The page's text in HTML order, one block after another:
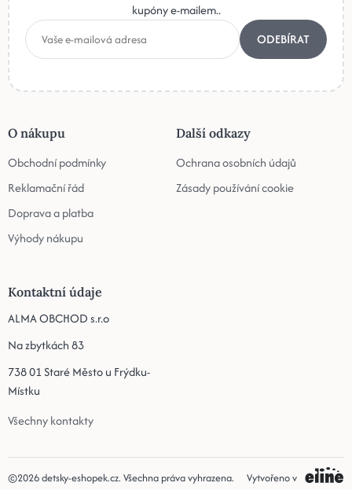
kupóny e-mailem..
ODEBÍRAT
O nákupu
Obchodní podmínky
Reklamační řád
Doprava a platba
Výhody nákupu
Další odkazy
Ochrana osobních údajů
Zásady používání cookie
Kontaktní údaje
ALMA OBCHOD s.r.o
Na zbytkách 83
738 01 Staré Město u Frýdku-
Místku
Všechny kontakty
©2026detsky-eshopek.cz. Všechna práva vyhrazena. Vytvořeno v